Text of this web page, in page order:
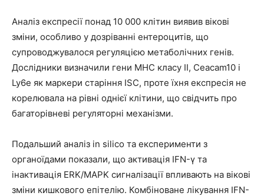
Аналіз експресії понад 10 000 клітин виявив вікові
зміни, особливо у дозріванні ентероцитів, що
супроводжувалося регуляцією метаболічних генів.
Дослідники визначили гени MHC класу II, Ceacam10 і
Ly6e як маркери старіння ISC, проте їхня експресія не
корелювала на рівні однієї клітини, що свідчить про
багаторівневі регуляторні механізми.
Подальший аналіз in silico та експерименти з
органоїдами показали, що активація IFN-γ та
інактивація ERK/MAPK сигналізації впливають на вікові
зміни кишкового епітелію. Комбіноване лікування IFN-